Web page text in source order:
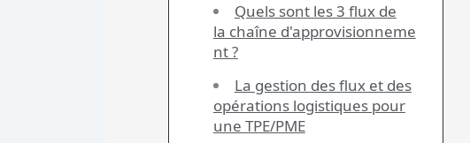
Quels sont les 3 flux de
la chaîne d'approvisionneme
nt ?
La gestion des flux et des
opérations logistiques pour
une TPE/PME